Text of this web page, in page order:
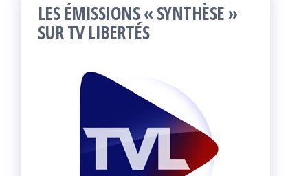
LES ÉMISSIONS « SYNTHÈSE »
SUR TV LIBERTÉS